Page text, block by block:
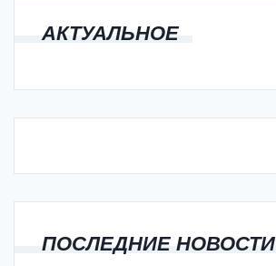
АКТУАЛЬНОЕ
ПОСЛЕДНИЕ НОВОСТИ